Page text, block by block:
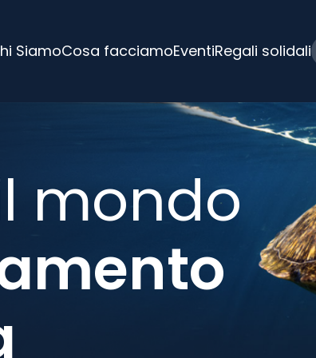
SiamoCosa facciamoEventiRegali solidali
mondo